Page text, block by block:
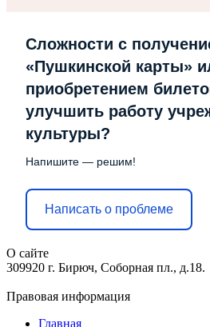
Сложности с
«Пушкинской карты»
приобретением
улучшить работу
культуры?
Напишите — решим!
Написать о проблеме
О сайте
309920 г. Бирюч, Соборная пл., д.18.
Правовая информация
Главная